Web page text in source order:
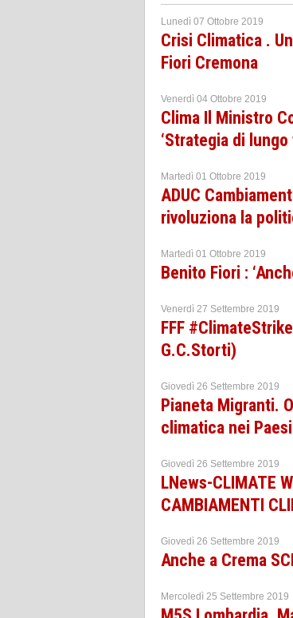
Lunedì 07 Ottobre 2019
Crisi Climatica .
Fiori Cremona
Venerdì 04 Ottobre 2019
Clima Il Ministro
‘Strategia di lungo
Martedì 01 Ottobre 2019
ADUC
rivoluziona la
Martedì 01 Ottobre 2019
Benito Fiori :
Venerdì 27 Settembre 2019
FFF
G.C.Storti)
Giovedì 26 Settembre 2019
Pianeta Migranti.
climatica nei
Giovedì 26 Settembre 2019
LNews-CLIMATE
CAMBIAMENTI
Giovedì 26 Settembre 2019
Anche a Crema
Mercoledì 25 Settembre 2019